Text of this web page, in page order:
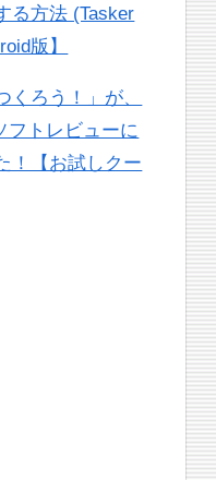
る方法 (Tasker
版】
くろう！」が、
フトレビューに
！【お試しクー